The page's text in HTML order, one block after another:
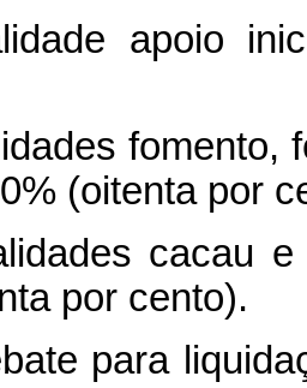
apoio
fomento,
(oitenta por
cacau
por cento).
para